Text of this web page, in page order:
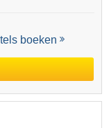
boeken